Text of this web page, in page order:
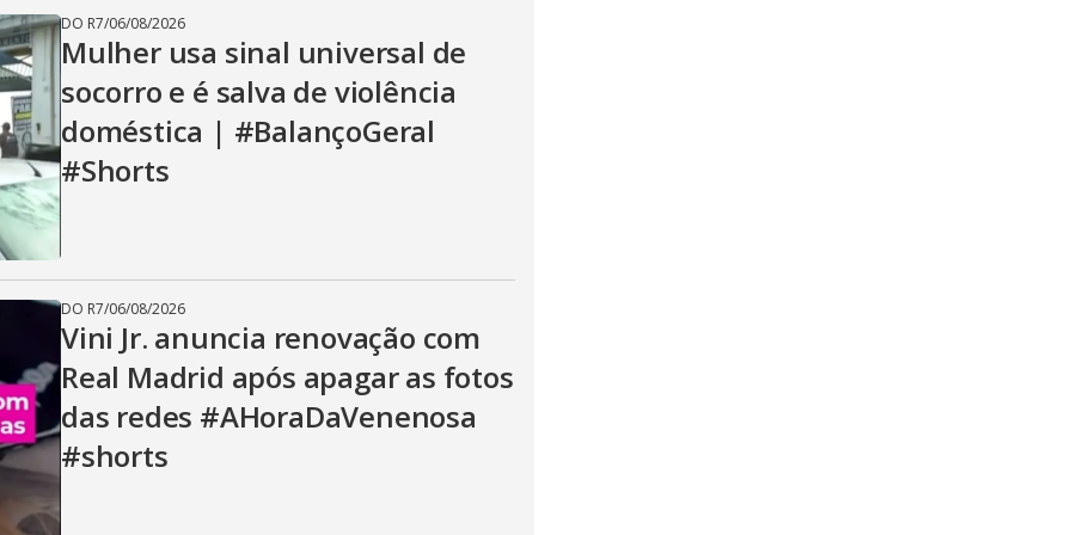
DO R7/06/08/2026
Mulher usa sinal universal de
socorro e é salva de violência
doméstica | #BalançoGeral
#Shorts
DO R7/06/08/2026
Vini Jr. anuncia renovação com
Real Madrid após apagar as fotos
das redes #AHoraDaVenenosa
#shorts